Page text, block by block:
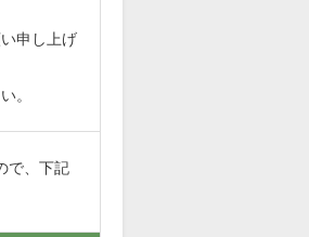
申し上げ
。
で、下記